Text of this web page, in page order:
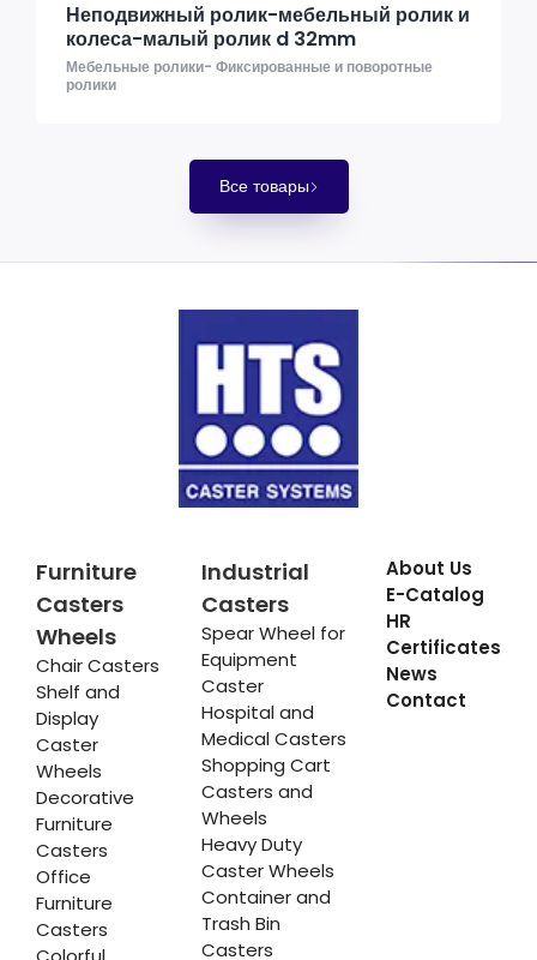
Неподвижный ролик-мебельный ролик и
колеса-малый ролик d 32mm
Мебельные ролики- Фиксированные и поворотные
ролики
Все товары
Furniture
Casters
Wheels
Chair Casters
Shelf and
Display
Caster
Wheels
Decorative
Furniture
Casters
Office
Furniture
Casters
Industrial
Casters
Spear Wheel for
Equipment
Caster
Hospital and
Medical Casters
Shopping Cart
Casters and
Wheels
Heavy Duty
Caster Wheels
Container and
Trash Bin
Casters
About Us
E-Catalog
HR
Certificates
News
Contact